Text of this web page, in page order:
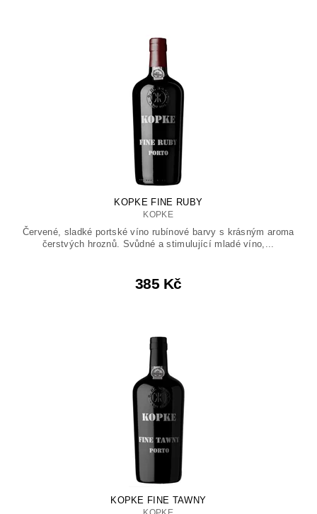
KOPKE FINE RUBY
KOPKE
Červené, sladké portské víno rubínové barvy s krásným aroma
čerstvých hroznů. Svůdné a stimulující mladé víno,...
385 Kč
KOPKE FINE TAWNY